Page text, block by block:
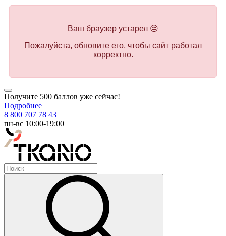
Ваш браузер устарел 😔
Пожалуйста, обновите его, чтобы сайт работал
корректно.
Получите 500 баллов уже сейчас!
Подробнее
8 800 707 78 43
пн-вс 10:00-19:00